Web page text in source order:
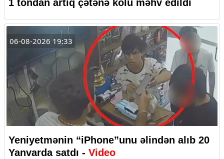
1 tondan artıq çətənə kolu məhv edildi
06-08-2026 19:33
Yeniyetmənin “iPhone”unu əlindən alıb 20
Yanvarda satdı - Video